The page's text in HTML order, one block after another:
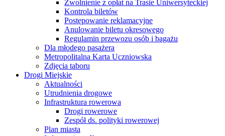
Zwolnienie z opłat na Trasie Uniwersyteckiej
Kontrola biletów
Postępowanie reklamacyjne
Anulowanie biletu okresowego
Regulamin przewozu osób i bagażu
Dla młodego pasażera
Metropolitalna Karta Uczniowska
Zdjęcia taboru
Drogi Miejskie
Aktualności
Utrudnienia drogowe
Infrastruktura rowerowa
Drogi rowerowe
Zespół ds. polityki rowerowej
Plan miasta